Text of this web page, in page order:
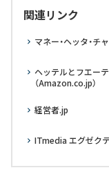
関連リンク
マネー・ヘッタ・チ
ヘッテルとフエー
（Amazon.co.jp）
経営者.jp
ITmedia エグゼク